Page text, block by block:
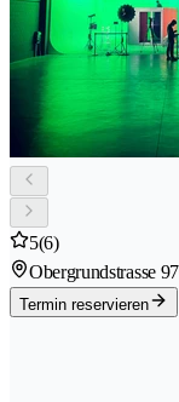
5(6)
Obergrundstrasse 97
Termin reservieren